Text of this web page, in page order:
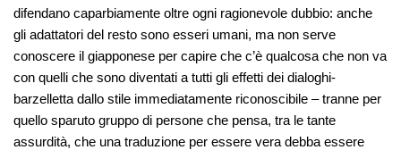
difendano caparbiamente oltre ogni ragionevole dubbio: anche
gli adattatori del resto sono esseri umani, ma non serve
conoscere il giapponese per capire che c’è qualcosa che non va
con quelli che sono diventati a tutti gli effetti dei dialoghi-
barzelletta dallo stile immediatamente riconoscibile – tranne per
quello sparuto gruppo di persone che pensa, tra le tante
assurdità, che una traduzione per essere vera debba essere